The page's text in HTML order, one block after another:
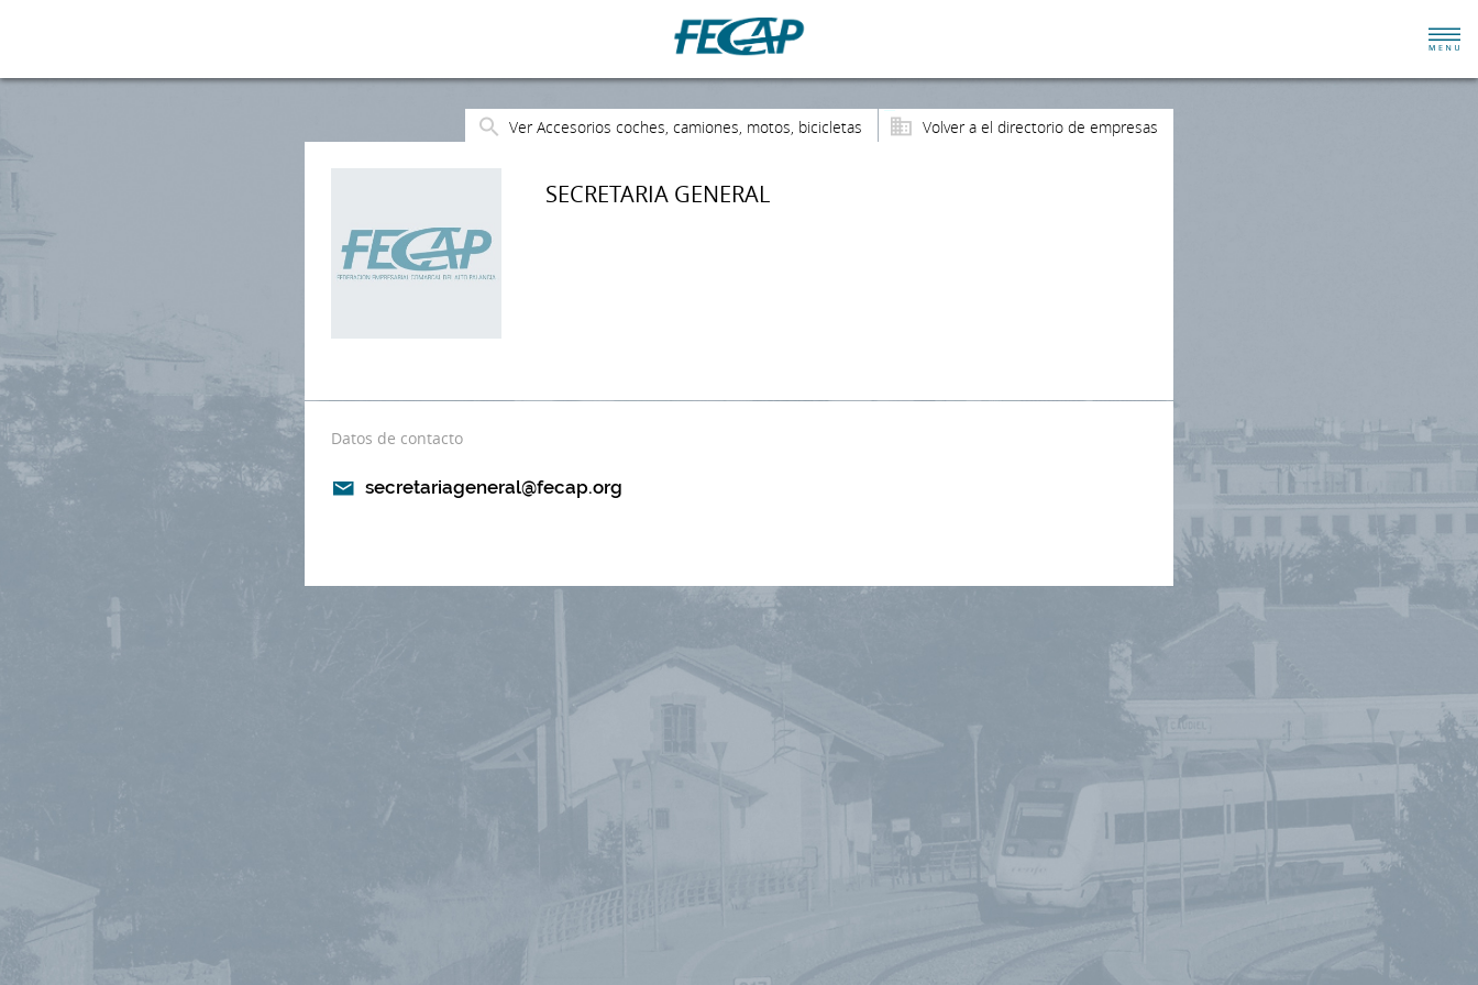
Volver a el directorio de empresas
Ver Accesorios coches, camiones, motos, bicicletas
SECRETARIA GENERAL
Datos de contacto
secretariageneral@fecap.org